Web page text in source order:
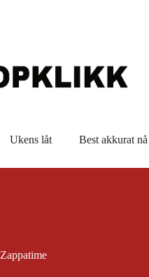
Ukens låt Best akkurat nå
Zappatime